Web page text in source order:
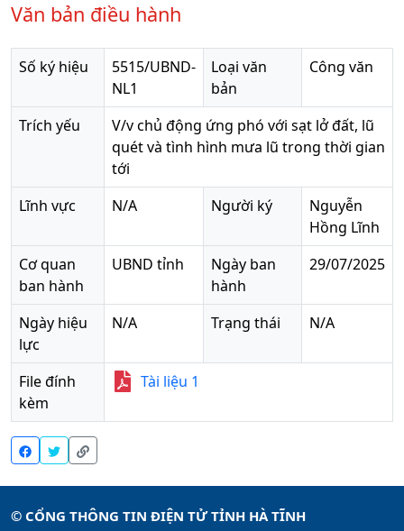
Văn bản điều hành
Số ký hiệu
5515/UBND-
NL1
Loại văn
bản
Công văn
Trích yếu
V/v chủ động ứng phó với sạt lở đất, lũ
quét và tình hình mưa lũ trong thời gian
tới
Lĩnh vực
N/A Người ký
Nguyễn
Hồng Lĩnh
Cơ quan
ban hành
UBND tỉnh
Ngày ban
hành
29/07/2025
Ngày hiệu
lực
N/A Trạng thái N/A
File đính
kèm
Tài liệu 1
© CỔNG THÔNG TIN ĐIỆN TỬ TỈNH HÀ TĨNH